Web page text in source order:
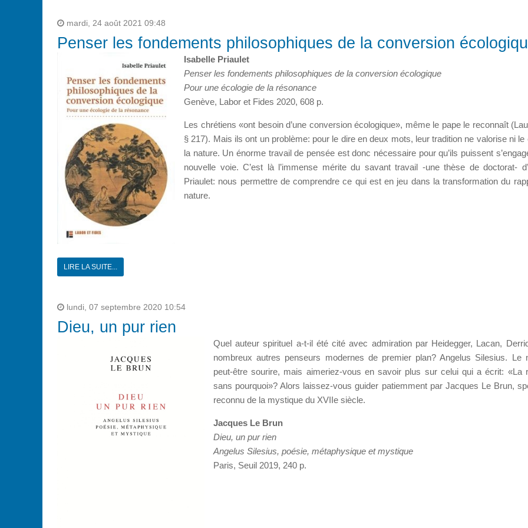
mardi, 24 août 2021 09:48
Penser les fondements philosophiques de la conversion
Isabelle Priaulet
Penser les fondements philosophiques de la conversion écologique
Pour une écologie de la résonance
Genève, Labor et Fides 2020, 608 p.
Les chrétiens «ont besoin d’une conversion écologique», même le pape le reconnaît
§ 217). Mais ils ont un problème: pour le dire en deux mots, leur tradition ne valorise ni le
la nature. Un énorme travail de pensée est donc nécessaire pour qu’ils puissent
nouvelle voie. C’est là l’immense mérite du savant travail -une thèse de doctorat-
Priaulet: nous permettre de comprendre ce qui est en jeu dans la transformation du
nature.
LIRE LA SUITE...
lundi, 07 septembre 2020 10:54
Dieu, un pur rien
Quel auteur spirituel a-t-il été cité avec admiration par Heidegger, Lacan,
nombreux autres penseurs modernes de premier plan? Angelus Silesius. Le
peut-être sourire, mais aimeriez-vous en savoir plus sur celui qui a écrit: «La
sans pourquoi»? Alors laissez-vous guider patiemment par Jacques Le Brun,
reconnu de la mystique du XVIIe siècle.
Jacques Le Brun
Dieu, un pur rien
Angelus Silesius, poésie, métaphysique et mystique
Paris, Seuil 2019, 240 p.